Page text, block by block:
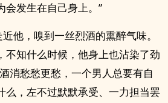
会发生在自己身上。”
他，嗅到一丝烈酒的熏醉气味。
不知什么时候，他身上也沾染了劲
消愁愁更愁，一个男人总要有自
么，左不过默默承受、一力担当罢